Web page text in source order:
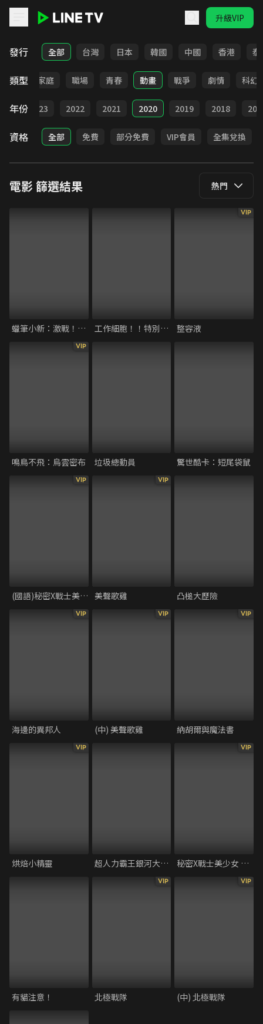
升級VIP
LINE TV - 電影
發行 全部 台灣 日本 韓國 中國 香港 泰
類型
影展 家庭 職場 青春 動畫 戰爭 劇情 科幻
年份 2023 2022 2021 2020 2019 2018
資格 全部 免費 部分免費 VIP會員 全集兌換
電影篩選結果 熱門
蠟筆小新：激戰！塗鴉王國與差不多四勇者 工作細胞！！特別上映版 強「菌」來襲！人體腸道大騷動！
VIP
整容液
VIP
鳴鳥不飛：烏雲密布 垃圾總動員 驚世酷卡：短尾袋鼠
VIP
(國語)秘密X戰士美少女 劇場版 大家一起來看電影喔
VIP
美聲歌雞 凸槌大歷險
VIP
海邊的異邦人
VIP
(中) 美聲歌雞
VIP
納胡爾與魔法書
VIP
烘焙小精靈 超人力霸王銀河大戰：巨大陰謀
VIP
秘密X戰士美少女 劇場版 大家一起來看電影喔
有貓注意！
VIP
北極戰隊
VIP
(中) 北極戰隊